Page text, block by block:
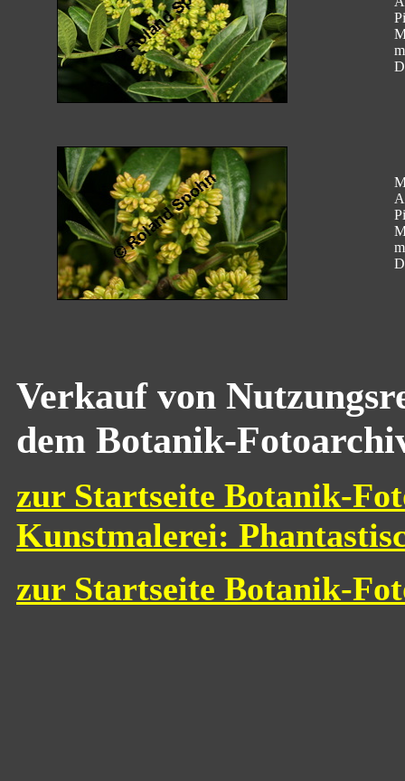
Verkauf von
dem Botanik-
zur Startseite Botanik-
Kunstmalerei:
zur Startseite Botanik-